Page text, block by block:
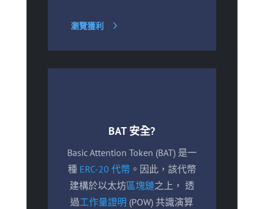
瀏覽獲利
BAT 安全?
Basic Attention Token (BAT) 是一
種 ERC-20 代幣。因此，該代幣
建構於以太坊區塊鏈之上， 透
過工作量證明 (POW) 共識演算